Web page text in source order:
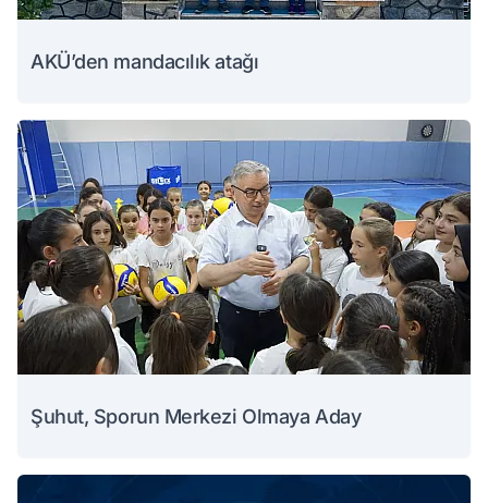
AKÜ’den mandacılık atağı
Şuhut, Sporun Merkezi Olmaya Aday